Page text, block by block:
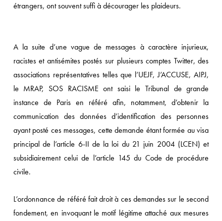
étrangers, ont souvent suffi à décourager les plaideurs.
A la suite d’une vague de messages à caractère injurieux,
racistes et antisémites postés sur plusieurs comptes Twitter, des
associations représentatives telles que l’UEJF, J’ACCUSE, AIPJ,
le MRAP, SOS RACISME ont saisi le Tribunal de grande
instance de Paris en référé afin, notamment, d’obtenir la
communication des données d’identification des personnes
ayant posté ces messages, cette demande étant formée au visa
principal de l’article 6-II de la loi du 21 juin 2004 (LCEN) et
subsidiairement celui de l’article 145 du Code de procédure
civile.
L’ordonnance de référé fait droit à ces demandes sur le second
fondement, en invoquant le motif légitime attaché aux mesures